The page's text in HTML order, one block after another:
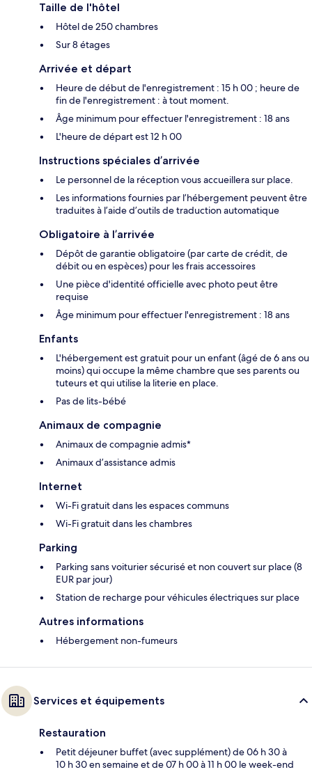
Taille de l'hôtel
Hôtel de 250 chambres
Sur 8 étages
Arrivée et départ
Heure de début de l'enregistrement : 15 h 00 ; heure de
fin de l'enregistrement : à tout moment.
Âge minimum pour effectuer l'enregistrement : 18 ans
L'heure de départ est 12 h 00
Instructions spéciales d’arrivée
Le personnel de la réception vous accueillera sur place.
Les informations fournies par l’hébergement peuvent être
traduites à l’aide d’outils de traduction automatique
Obligatoire à l’arrivée
Dépôt de garantie obligatoire (par carte de crédit, de
débit ou en espèces) pour les frais accessoires
Une pièce d'identité officielle avec photo peut être
requise
Âge minimum pour effectuer l'enregistrement : 18 ans
Enfants
L'hébergement est gratuit pour un enfant (âgé de 6 ans ou
moins) qui occupe la même chambre que ses parents ou
tuteurs et qui utilise la literie en place.
Pas de lits-bébé
Animaux de compagnie
Animaux de compagnie admis*
Animaux d’assistance admis
Internet
Wi-Fi gratuit dans les espaces communs
Wi-Fi gratuit dans les chambres
Parking
Parking sans voiturier sécurisé et non couvert sur place (8
EUR par jour)
Station de recharge pour véhicules électriques sur place
Autres informations
Hébergement non-fumeurs
Services et équipements
Restauration
Petit déjeuner buffet (avec supplément) de 06 h 30 à
10 h 30 en semaine et de 07 h 00 à 11 h 00 le week-end